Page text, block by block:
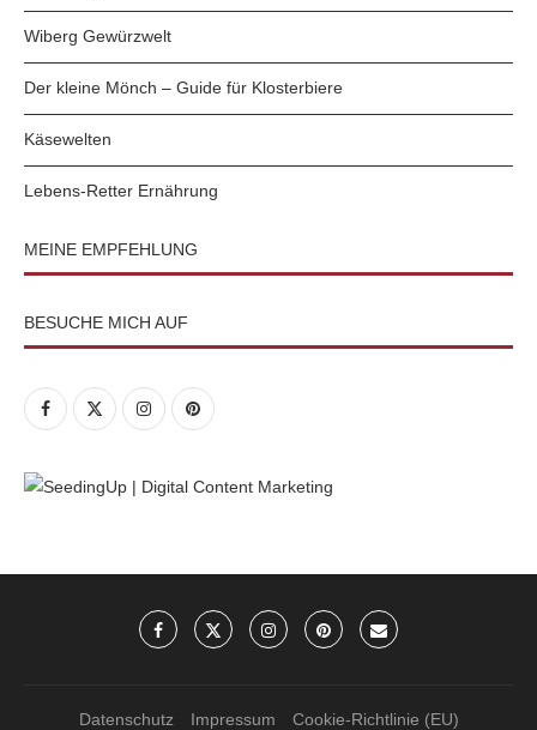
Wiberg Gewürzwelt
Der kleine Mönch – Guide für Klosterbiere
Käsewelten
Lebens-Retter Ernährung
MEINE EMPFEHLUNG
BESUCHE MICH AUF
Datenschutz Impressum Cookie-Richtlinie (EU)